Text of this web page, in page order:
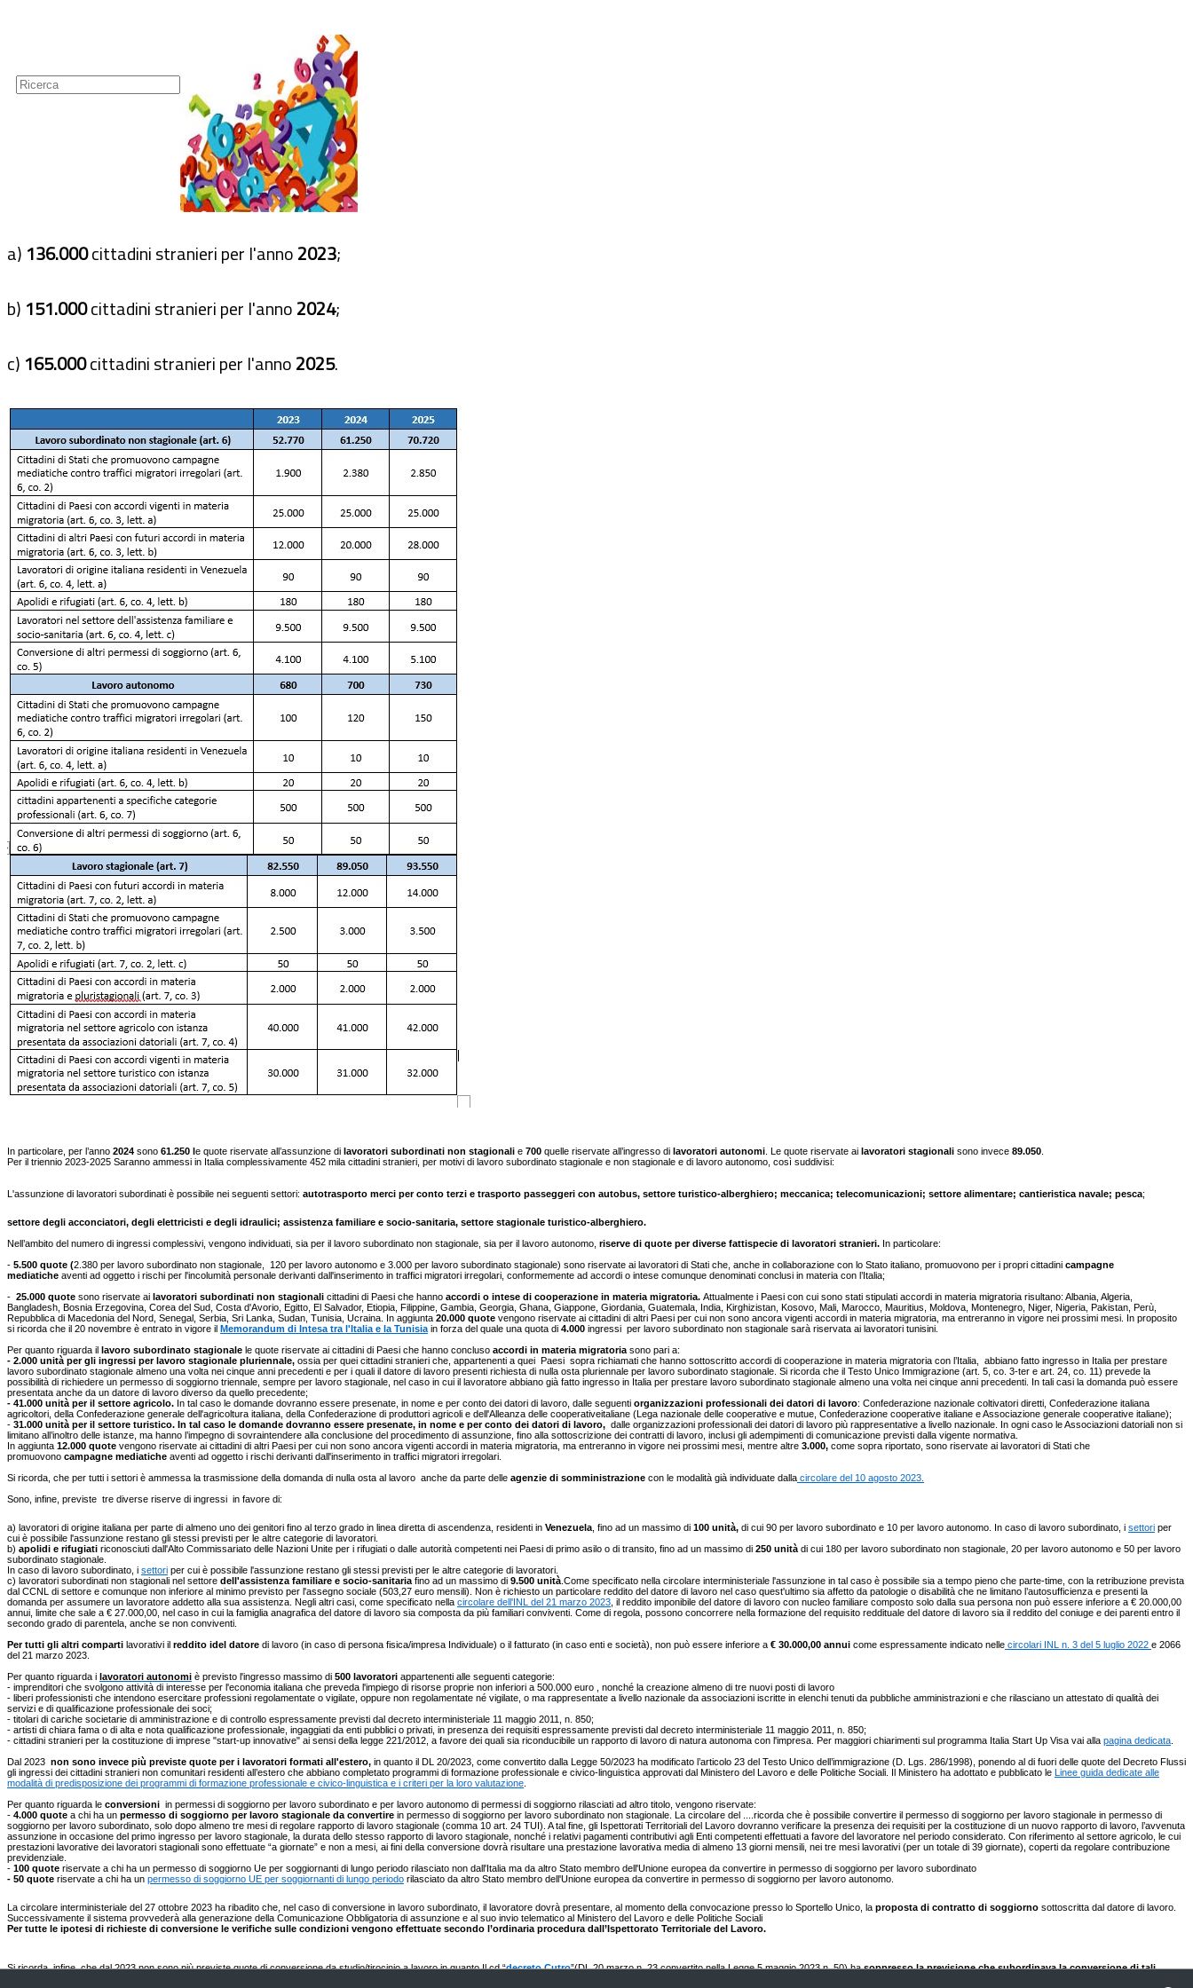
a) 136.000cittadini stranieri per l'anno2023;
b) 151.000cittadini stranieri per l'anno2024;
c) 165.000cittadini stranieri per l'anno2025.
In particolare, per l’anno 2024 sono 61.250 le quote riservate all’assunzione di lavoratori subordinati non stagionali e 700 quelle riservate all’ingresso di lavoratori autonomi . Le quote riservate ai lavoratori stagionali sono invece 89.050
Per il triennio 2023-2025 Saranno ammessi in Italia complessivamente 452 mila cittadini stranieri, per motivi di lavoro subordinato stagionale e non stagionale e di lavoro autonomo, così suddivisi:
L'assunzione di lavoratori subordinati è possibile nei seguenti settori: autotrasporto merci per conto terzi e trasporto passeggeri con autobus, settore turistico-alberghiero; meccanica; telecomunicazioni; settore alimentare; cantieristica navale; pesca;
settore degli acconciatori, degli elettricisti e degli idraulici; assistenza familiare e socio-sanitaria, settore stagionale turistico-alberghiero.
Nell’ambito del numero di ingressi complessivi, vengono individuati, sia per il lavoro subordinato non stagionale, sia per il lavoro autonomo, riserve di quote per diverse fattispecie di lavoratori stranieri. In particolare:
- 5.500 quote (2.380 per lavoro subordinato non stagionale, 120 per lavoro autonomo e 3.000 per lavoro subordinato stagionale) sono riservate ai lavoratori di Stati che, anche in collaborazione con lo Stato italiano, promuovono per i propri cittadini campagne
mediatiche aventi ad oggetto i rischi per l'incolumità personale derivanti dall'inserimento in traffici migratori irregolari, conformemente ad accordi o intese comunque denominati conclusi in materia con l’Italia;
- 25.000 quote sono riservate ai lavoratori subordinati non stagionali cittadini di Paesi che hanno accordi o intese di cooperazione in materia migratoria. Attualmente i Paesi con cui sono stati stipulati accordi in materia migratoria risultano: Albania, Algeria,
Bangladesh, Bosnia Erzegovina, Corea del Sud, Costa d'Avorio, Egitto, El Salvador, Etiopia, Filippine, Gambia, Georgia, Ghana, Giappone, Giordania, Guatemala, India, Kirghizistan, Kosovo, Mali, Marocco, Mauritius, Moldova, Montenegro, Niger, Nigeria, Pakistan, Perù,
Repubblica di Macedonia del Nord, Senegal, Serbia, Sri Lanka, Sudan, Tunisia, Ucraina. In aggiunta 20.000 quote vengono riservate ai cittadini di altri Paesi per cui non sono ancora vigenti accordi in materia migratoria, ma entreranno in vigore nei prossimi mesi. In proposito
si ricorda che il 20 novembre è entrato in vigore il Memorandum di Intesa tra l'Italia e la Tunisia in forza del quale una quota di 4.000 ingressi per lavoro subordinato non stagionale sarà riservata ai lavoratori tunisini.
Per quanto riguarda il lavoro subordinato stagionale le quote riservate ai cittadini di Paesi che hanno concluso accordi in materia migratoria sono pari a:
- 2.000 unità per gli ingressi per lavoro stagionale pluriennale, ossia per quei cittadini stranieri che, appartenenti a quei Paesi sopra richiamati che hanno sottoscritto accordi di cooperazione in materia migratoria con l’Italia, abbiano fatto ingresso in Italia per prestare
lavoro subordinato stagionale almeno una volta nei cinque anni precedenti e per i quali il datore di lavoro presenti richiesta di nulla osta pluriennale per lavoro subordinato stagionale. Si ricorda che il Testo Unico Immigrazione (art. 5, co. 3-ter e art. 24, co. 11) prevede la
possibilità di richiedere un permesso di soggiorno triennale, sempre per lavoro stagionale, nel caso in cui il lavoratore abbiano già fatto ingresso in Italia per prestare lavoro subordinato stagionale almeno una volta nei cinque anni precedenti. In tali casi la domanda può essere
presentata anche da un datore di lavoro diverso da quello precedente;
- 41.000 unità per il settore agricolo. In tal caso le domande dovranno essere presenate, in nome e per conto dei datori di lavoro, dalle seguenti organizzazioni professionali dei datori di lavoro: Confederazione nazionale coltivatori diretti, Confederazione italiana
agricoltori, della Confederazione generale dell'agricoltura italiana, della Confederazione di produttori agricoli e dell'Alleanza delle cooperativeitaliane (Lega nazionale delle cooperative e mutue, Confederazione cooperative italiane e Associazione generale cooperative italiane);
- 31.000 unità per il settore turistico. In tal caso le domande dovranno essere presenate, in nome e per conto dei datori di lavoro, dalle organizzazioni professionali dei datori di lavoro più rappresentative a livello nazionale. In ogni caso le Associazioni datoriali non si
limitano all’inoltro delle istanze, ma hanno l’impegno di sovraintendere alla conclusione del procedimento di assunzione, fino alla sottoscrizione dei contratti di lavoro, inclusi gli adempimenti di comunicazione previsti dalla vigente normativa.
In aggiunta 12.000 quote vengono riservate ai cittadini di altri Paesi per cui non sono ancora vigenti accordi in materia migratoria, ma entreranno in vigore nei prossimi mesi, mentre altre 3.000, come sopra riportato, sono riservate ai lavoratori di Stati che
promuovono campagne mediatiche aventi ad oggetto i rischi derivanti dall'inserimento in traffici migratori irregolari.
Si ricorda, che per tutti i settori è ammessa la trasmissione della domanda di nulla osta al lavoro anche da parte delle agenzie di somministrazione con le modalità già individuate dalla circolare del 10 agosto 2023.
Sono, infine, previste tre diverse riserve di ingressi in favore di:
a) lavoratori di origine italiana per parte di almeno uno dei genitori fino al terzo grado in linea diretta di ascendenza, residenti in Venezuela , fino ad un massimo di 100 unità, di cui 90 per lavoro subordinato e 10 per lavoro autonomo. In caso di lavoro subordinato, i settori per
cui è possibile l'assunzione restano gli stessi previsti per le altre categorie di lavoratori.
b) apolidi e rifugiati riconosciuti dall'Alto Commissariato delle Nazioni Unite per i rifugiati o dalle autorità competenti nei Paesi di primo asilo o di transito, fino ad un massimo di 250 unità di cui 180 per lavoro subordinato non stagionale, 20 per lavoro autonomo e 50 per lavoro
subordinato stagionale.
In caso di lavoro subordinato, i settori per cui è possibile l'assunzione restano gli stessi previsti per le altre categorie di lavoratori.
c) lavoratori subordinati non stagionali nel settore dell'assistenza familiare e socio-sanitaria fino ad un massimo di 9.500 unità .Come specificato nella circolare interministeriale l'assunzione in tal caso è possibile sia a tempo pieno che parte-time, con la retribuzione prevista
dal CCNL di settore e comunque non inferiore al minimo previsto per l'assegno sociale (503,27 euro mensili). Non è richiesto un particolare reddito del datore di lavoro nel caso quest'ultimo sia affetto da patologie o disabilità che ne limitano l’autosufficienza e presenti la
domanda per assumere un lavoratore addetto alla sua assistenza. Negli altri casi, come specificato nella circolare dell'INL del 21 marzo 2023 , il reddito imponibile del datore di lavoro con nucleo familiare composto solo dalla sua persona non può essere inferiore a € 20.000,00
annui, limite che sale a € 27.000,00, nel caso in cui la famiglia anagrafica del datore di lavoro sia composta da più familiari conviventi. Come di regola, possono concorrere nella formazione del requisito reddituale del datore di lavoro sia il reddito del coniuge e dei parenti entro il
secondo grado di parentela, anche se non conviventi.
Per tutti gli altri comparti lavorativi il reddito idel datore di lavoro (in caso di persona fisica/impresa Individuale) o il fatturato (in caso enti e società), non può essere inferiore a € 30.000,00 annui come espressamente indicato nelle circolari INL n. 3 del 5 luglio 2022 e 2066
del 21 marzo 2023.
Per quanto riguarda i lavoratori autonomi è previsto l'ingresso massimo di 500 lavoratori appartenenti alle seguenti categorie:
- imprenditori che svolgono attività di interesse per l'economia italiana che preveda l'impiego di risorse proprie non inferiori a 500.000 euro , nonché la creazione almeno di tre nuovi posti di lavoro
- liberi professionisti che intendono esercitare professioni regolamentate o vigilate, oppure non regolamentate né vigilate, o ma rappresentate a livello nazionale da associazioni iscritte in elenchi tenuti da pubbliche amministrazioni e che rilasciano un attestato di qualità dei
servizi e di qualificazione professionale dei soci;
- titolari di cariche societarie di amministrazione e di controllo espressamente previsti dal decreto interministeriale 11 maggio 2011, n. 850;
- artisti di chiara fama o di alta e nota qualificazione professionale, ingaggiati da enti pubblici o privati, in presenza dei requisiti espressamente previsti dal decreto interministeriale 11 maggio 2011, n. 850;
- cittadini stranieri per la costituzione di imprese "start-up innovative" ai sensi della legge 221/2012, a favore dei quali sia riconducibile un rapporto di lavoro di natura autonoma con l'impresa. Per maggiori chiarimenti sul programma Italia Start Up Visa vai alla pagina dedicata
Dal 2023 non sono invece più previste quote per i lavoratori formati all'estero, in quanto il DL 20/2023, come convertito dalla Legge 50/2023 ha modificato l’articolo 23 del Testo Unico dell’immigrazione (D. Lgs. 286/1998), ponendo al di fuori delle quote del Decreto Flussi
gli ingressi dei cittadini stranieri non comunitari residenti all’estero che abbiano completato programmi di formazione professionale e civico-linguistica approvati dal Ministero del Lavoro e delle Politiche Sociali. Il Ministero ha adottato e pubblicato le Linee guida dedicate alle
modalità di predisposizione dei programmi di formazione professionale e civico-linguistica e i criteri per la loro valutazione
Per quanto riguarda le conversioni in permessi di soggiorno per lavoro subordinato e per lavoro autonomo di permessi di soggiorno rilasciati ad altro titolo, vengono riservate:
- 4.000 quote a chi ha un permesso di soggiorno per lavoro stagionale da convertire in permesso di soggiorno per lavoro subordinato non stagionale. La circolare del ....ricorda che è possibile convertire il permesso di soggiorno per lavoro stagionale in permesso di
soggiorno per lavoro subordinato, solo dopo almeno tre mesi di regolare rapporto di lavoro stagionale (comma 10 art. 24 TUI). A tal fine, gli Ispettorati Territoriali del Lavoro dovranno verificare la presenza dei requisiti per la costituzione di un nuovo rapporto di lavoro, l’avvenuta
assunzione in occasione del primo ingresso per lavoro stagionale, la durata dello stesso rapporto di lavoro stagionale, nonché i relativi pagamenti contributivi agli Enti competenti effettuati a favore del lavoratore nel periodo considerato. Con riferimento al settore agricolo, le cui
prestazioni lavorative dei lavoratori stagionali sono effettuate “a giornate” e non a mesi, ai fini della conversione dovrà risultare una prestazione lavorativa media di almeno 13 giorni mensili, nei tre mesi lavorativi (per un totale di 39 giornate), coperti da regolare contribuzione
previdenziale.
- 100 quote riservate a chi ha un permesso di soggiorno Ue per soggiornanti di lungo periodo rilasciato non dall'Italia ma da altro Stato membro dell'Unione europea da convertire in permesso di soggiorno per lavoro subordinato
- 50 quote riservate a chi ha un permesso di soggiorno UE per soggiornanti di lungo periodo rilasciato da altro Stato membro dell'Unione europea da convertire in permesso di soggiorno per lavoro autonomo.
La circolare interministeriale del 27 ottobre 2023 ha ribadito che, nel caso di conversione in lavoro subordinato, il lavoratore dovrà presentare, al momento della convocazione presso lo Sportello Unico, la proposta di contratto di soggiorno sottoscritta dal datore di lavoro.
Successivamente il sistema provvederà alla generazione della Comunicazione Obbligatoria di assunzione e al suo invio telematico al Ministero del Lavoro e delle Politiche Sociali
Per tutte le ipotesi di richieste di conversione le verifiche sulle condizioni vengono effettuate secondo l’ordinaria procedura dall’Ispettorato Territoriale del Lavoro.
Si ricorda, infine, che dal 2023 non sono più previste quote di conversione da studio/tirocinio a lavoro in quanto Il cd “decreto Cutro”(DL 20 marzo n. 23 convertito nella Legge 5 maggio 2023 n. 50) hasoppresso la previsione che subordinava la conversione di tali